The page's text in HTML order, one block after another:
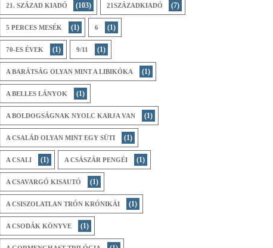
21. SZÁZAD KIADÓ (103) 21SZÁZADKIADÓ (7)
5 PERCES MESÉK (1) 6 (1)
70-ES ÉVEK (1) 9/11 (1)
A BARÁTSÁG OLYAN MINT A LIBIKÓKA (1)
A BELLES LÁNYOK (1)
A BOLDOGSÁGNAK NYOLC KARJA VAN (1)
A CSALÁD OLYAN MINT EGY SÜTI (1)
A CSALI (1) A CSÁSZÁR PENGÉI (1)
A CSAVARGÓ KISAUTÓ (1)
A CSISZOLATLAN TRÓN KRÓNIKÁI (1)
A CSODÁK KÖNYVE (1)